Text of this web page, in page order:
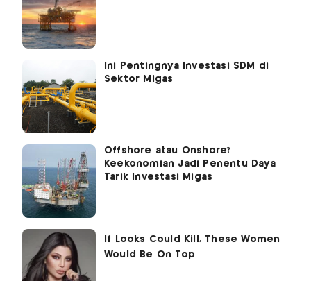
Ini Pentingnya Investasi SDM di
Sektor Migas
Offshore atau Onshore?
Keekonomian Jadi Penentu Daya
Tarik Investasi Migas